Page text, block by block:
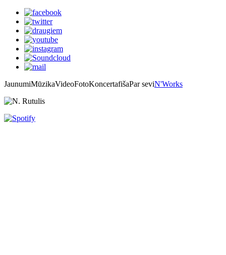
JaunumiMūzikaVideoFotoKoncertafišaPar seviN'Works